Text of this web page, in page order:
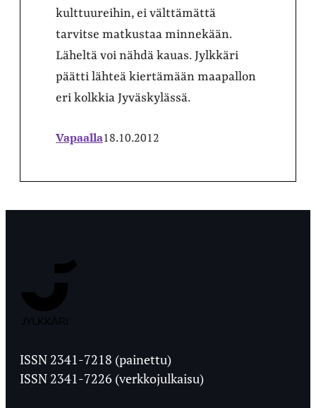
kulttuureihin, ei välttämättä
tarvitse matkustaa minnekään.
Läheltä voi nähdä kauas. Jylkkäri
päätti lähteä kiertämään maapallon
eri kolkkia Jyväskylässä.
Vapaalla18.10.2012
Ylioppilaslehti
ISSN 2341-7218 (painettu)
ISSN 2341-7226 (verkkojulkaisu)